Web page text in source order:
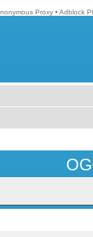
Proxy • Adblock